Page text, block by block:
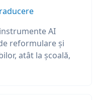
AI
reformulare și
atât la școală,